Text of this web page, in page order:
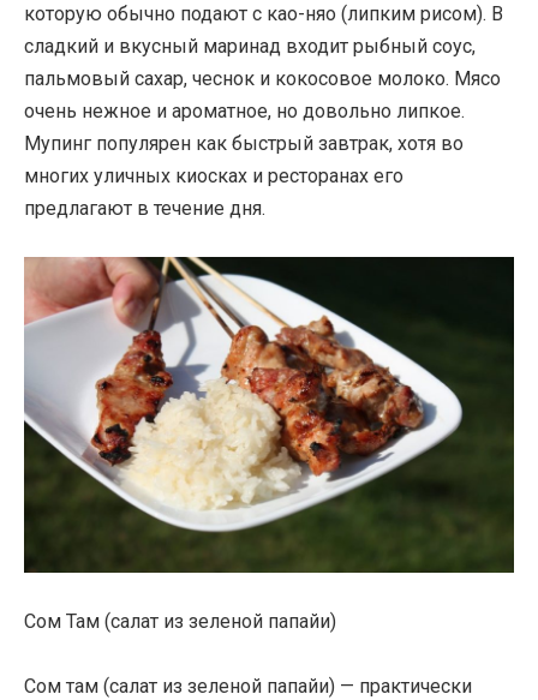
которую обычно подают с као-няо (липким рисом). В
сладкий и вкусный маринад входит рыбный соус,
пальмовый сахар, чеснок и кокосовое молоко. Мясо
очень нежное и ароматное, но довольно липкое.
Мупинг популярен как быстрый завтрак, хотя во
многих уличных киосках и ресторанах его
предлагают в течение дня.
Сом Там (салат из зеленой папайи)
Сом там (салат из зеленой папайи) — практически